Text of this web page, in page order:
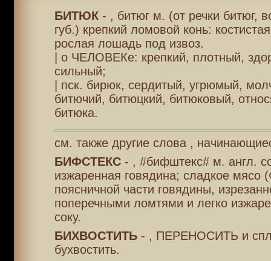
БИТЮК- , битюг м. (от речки битюг,
губ.) крепкий ломовой конь:
рослая лошадь под извоз.
| о ЧЕЛОВЕКе: крепкий, плотный,
сильный;
| пск. бирюк, сердитый, угрюмый,
битючий, битюцкий, битюковый,
битюка.
см. также другие слова ,
БИФСТЕКС- , #бифштекс# м. англ.
изжаренная говядина; сладкое мясо
поясничной части говядины,
поперечными ломтями и легко
соку.
БИХВОСТИТЬ- , ПЕРЕНОСИТЬ и
бухвостить.